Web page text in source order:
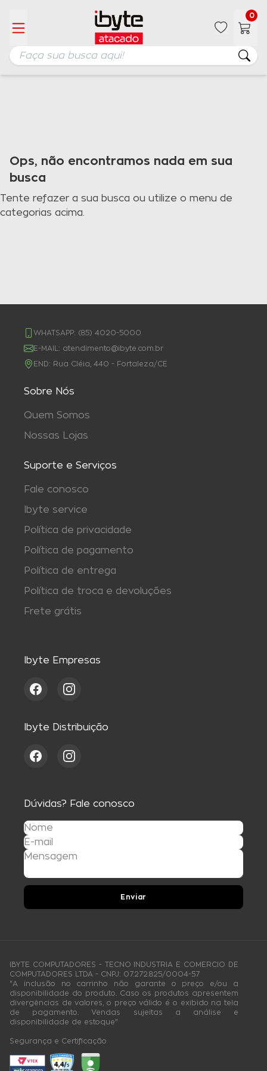
0
Ops, não encontramos nada em sua
busca
Tente refazer a sua busca ou utilize o menu de
categorias acima.
WHATSAPP: (85) 4020-5000
E-MAIL: atendimento@ibyte.com.br
END: Rua Cléia, 440 - Fortaleza/CE
Sobre Nós
Quem Somos
Nossas Lojas
Suporte e Serviços
Fale conosco
Ibyte service
Política de privacidade
Política de pagamento
Política de entrega
Política de troca e devoluções
Frete grátis
Ibyte Empresas
Ibyte Distribuição
Dúvidas? Fale conosco
Enviar
IBYTE COMPUTADORES - TECNO INDUSTRIA E COMERCIO DE
COMPUTADORES LTDA - CNPJ: 07.272.825/0004-57
"A inclusão no carrinho não garante o preço e/ou a
disponibilidade do produto. Caso os produtos apresentem
divergências de valores, o preço válido é o exibido na tela
de pagamento. Vendas sujeitas a análise e
disponibilidade de estoque"
Segurança e Certificação